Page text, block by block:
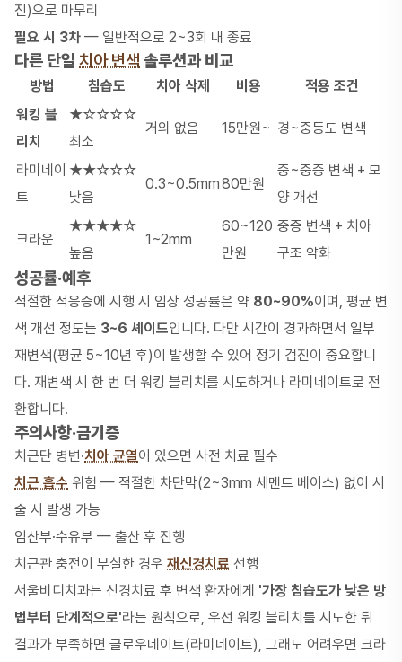
진)으로 마무리
필요 시 3차 — 일반적으로 2~3회 내 종료
다른 단일 치아 변색 솔루션과 비교
방법 침습도 치아 삭제 비용
적용 조건
워킹 블
리치
★☆☆☆☆
최소
거의 없음 15만원~ 경~중등도 변색
라미네이
트
★★☆☆☆
낮음
0.3~0.5mm80만원
중~중증 변색 + 모
양 개선
크라운
★★★★☆
높음
1~2mm
60~120
만원
중증 변색 + 치아
구조 약화
성공률·예후
적절한 적응증에 시행 시 임상 성공률은 약 80~90%이며, 평균 변
색 개선 정도는 3~6 셰이드입니다. 다만 시간이 경과하면서 일부
재변색(평균 5~10년 후)이 발생할 수 있어 정기 검진이 중요합니
다. 재변색 시 한 번 더 워킹 블리치를 시도하거나 라미네이트로 전
환합니다.
주의사항·금기증
치근단 병변·치아 균열이 있으면 사전 치료 필수
치근 흡수 위험 — 적절한 차단막(2~3mm 세멘트 베이스) 없이 시
술 시 발생 가능
임산부·수유부 — 출산 후 진행
치근관 충전이 부실한 경우 재신경치료 선행
서울비디치과는 신경치료 후 변색 환자에게 '가장 침습도가 낮은 방
법부터 단계적으로'라는 원칙으로, 우선 워킹 블리치를 시도한 뒤
결과가 부족하면 글로우네이트(라미네이트), 그래도 어려우면 크라